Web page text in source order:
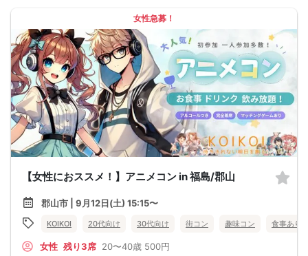
女性急募！
【女性におススメ！】アニメコン in 福島/郡山
郡山市 | 9月12日(土) 15:15〜
KOIKOI 20代向け 30代向け 街コン 趣味コン 食事あり
女性 残り3席 20〜40歳 500円